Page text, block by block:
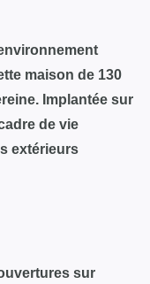
maison de 130
Implantée sur
de vie
extérieurs
sur